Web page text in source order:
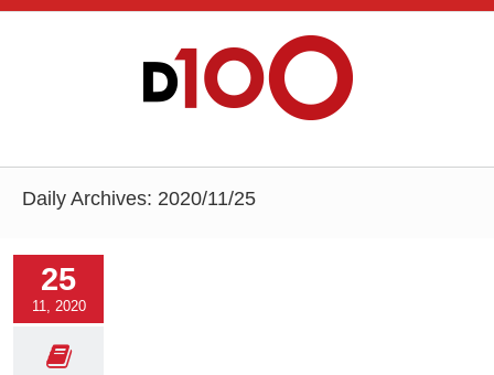
Daily Archives: 2020/11/25
25
11, 2020